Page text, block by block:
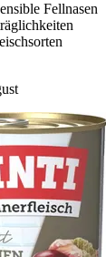
Fellnasen